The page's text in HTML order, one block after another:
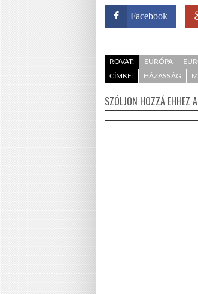
Facebook
ROVAT: EURÓPA
CÍMKE:
HÁZASSÁG
SZÓLJON HOZZÁ EHHEZ